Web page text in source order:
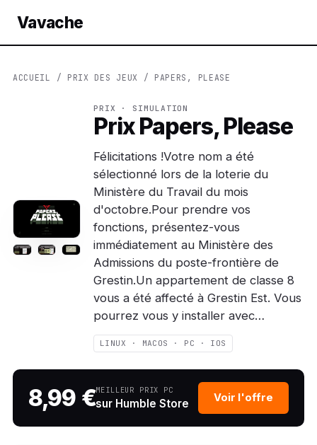
Vavache
ACCUEIL / PRIX DES JEUX / PAPERS, PLEASE
PRIX · SIMULATION
Prix Papers, Please
Félicitations !Votre nom a été
sélectionné lors de la loterie du
Ministère du Travail du mois
d'octobre.Pour prendre vos
fonctions, présentez-vous
immédiatement au Ministère des
Admissions du poste-frontière de
Grestin.Un appartement de classe 8
vous a été affecté à Grestin Est. Vous
pourrez vous y installer avec…
LINUX · MACOS · PC · IOS
8,99 €MEILLEUR PRIX PC
sur Humble Store Voir l'offre